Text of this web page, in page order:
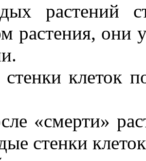
растений
растения, они
клеток
«смерти»
стенки